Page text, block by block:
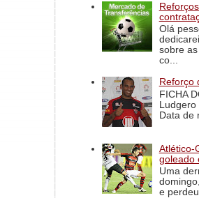
Olá
sobre
co...
Reforço
FICHA
Ludgero
Data de
Atlético-
goleado
Uma
e